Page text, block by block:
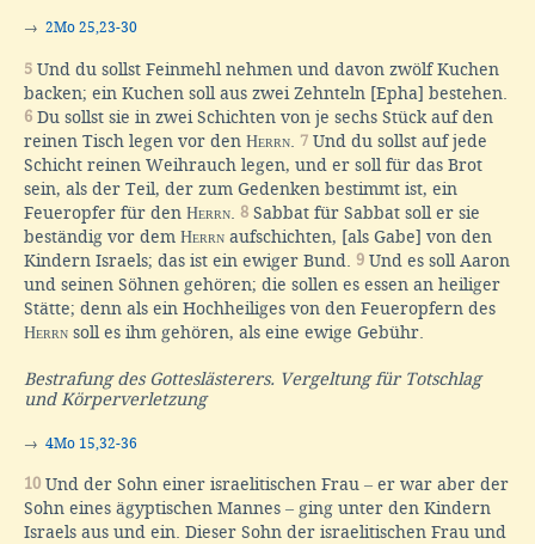
→ 2Mo 25,23-30
5 Und du sollst Feinmehl nehmen und davon zwölf Kuchen
backen; ein Kuchen soll aus zwei Zehnteln [Epha] bestehen.
6 Du sollst sie in zwei Schichten von je sechs Stück auf den
reinen Tisch legen vor den Herrn 7 Und du sollst auf jede
Schicht reinen Weihrauch legen, und er soll für das Brot
sein, als der Teil, der zum Gedenken bestimmt ist, ein
Feueropfer für den Herrn 8 Sabbat für Sabbat soll er sie
beständig vor dem Herrn aufschichten, [als Gabe] von den
Kindern Israels; das ist ein ewiger Bund. 9 Und es soll Aaron
und seinen Söhnen gehören; die sollen es essen an heiliger
Stätte; denn als ein Hochheiliges von den Feueropfern des
Herrn soll es ihm gehören, als eine ewige Gebühr.
Bestrafung des Gotteslästerers. Vergeltung für Totschlag
und Körperverletzung
→ 4Mo 15,32-36
10 Und der Sohn einer israelitischen Frau – er war aber der
Sohn eines ägyptischen Mannes – ging unter den Kindern
Israels aus und ein. Dieser Sohn der israelitischen Frau und